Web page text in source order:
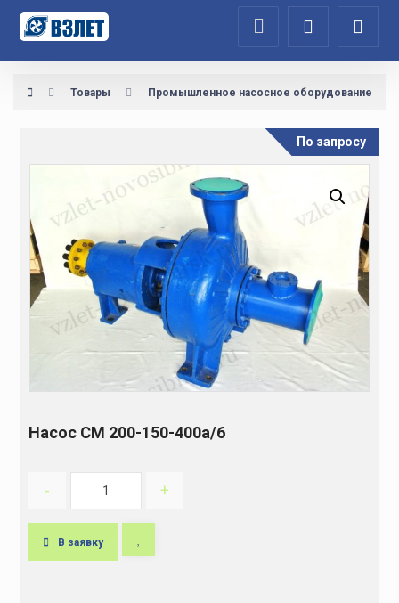
Товары Промышленное насосное оборудование
Увеличить изображение
Насос СМ 200-150-400а/6
По запросу
- +
В заявку